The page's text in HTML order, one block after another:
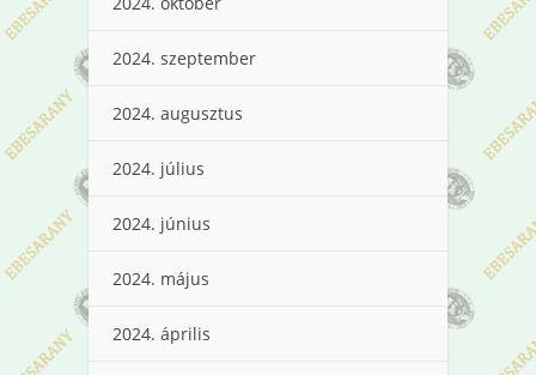
2024. szeptember
2024. augusztus
2024. július
2024. június
2024. május
2024. április